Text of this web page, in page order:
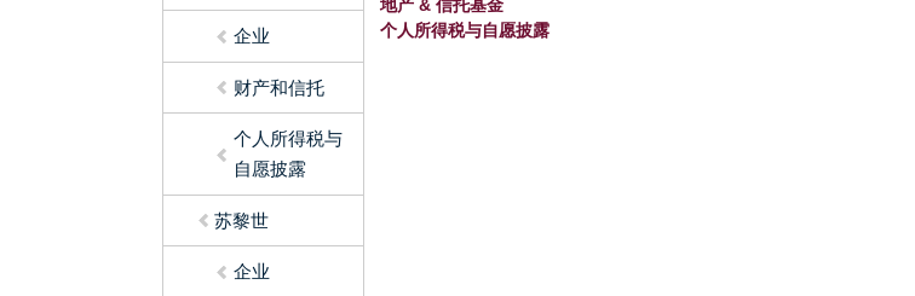
企业
财产和信托
个人所得税与
自愿披露
苏黎世
企业
地产 & 信托基金
个人所得税与自愿披露